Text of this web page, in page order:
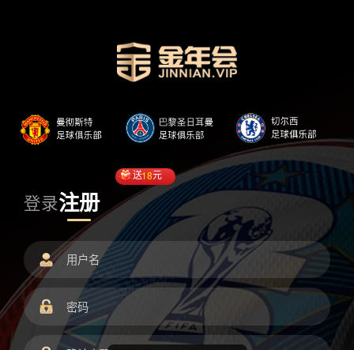
登录注册
送18元